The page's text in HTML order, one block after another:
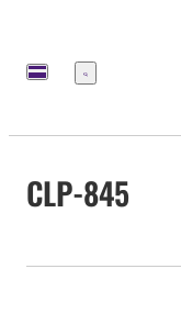
Menu
CLP-845